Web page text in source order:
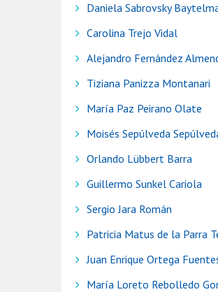
Daniela Sabrovsky
Carolina Trejo Vidal
Alejandro Fernández
Tiziana Panizza Montanari
María Paz Peirano Olate
Moisés Sepúlveda
Orlando Lübbert Barra
Guillermo Sunkel Cariola
Sergio Jara Román
Patricia Matus de la Parra
Juan Enrique Ortega
María Loreto Rebolledo